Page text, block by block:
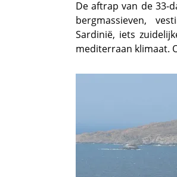
De aftrap van de 33-
bergmassieven,
Sardinië, iets
mediterraan klimaat.